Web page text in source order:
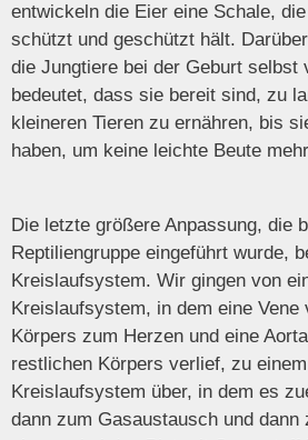
entwickeln die Eier eine Schale,
schützt und geschützt hält.
die Jungtiere bei der Geburt selbst
bedeutet, dass sie bereit sind, zu
kleineren Tieren zu ernähren, bis
haben, um keine leichte Beute
Die letzte größere Anpassung, die
Reptiliengruppe eingeführt wurde,
Kreislaufsystem. Wir gingen von
Kreislaufsystem, in dem eine Vene
Körpers zum Herzen und eine
restlichen Körpers verlief, zu
Kreislaufsystem über, in dem es
dann zum Gasaustausch und